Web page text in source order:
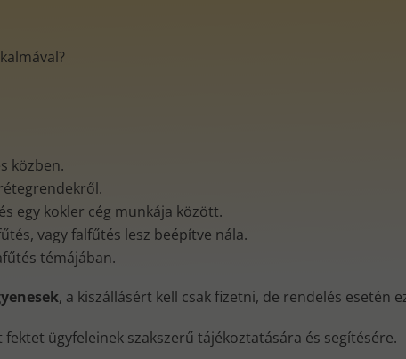
közben.
egy kokler cég munkája között.
vagy falfűtés lesz beépítve nála.
témájában.
, a kiszállásért kell csak fizetni, de rendelés esetén
ügyfeleinek szakszerű tájékoztatására és segítésére.